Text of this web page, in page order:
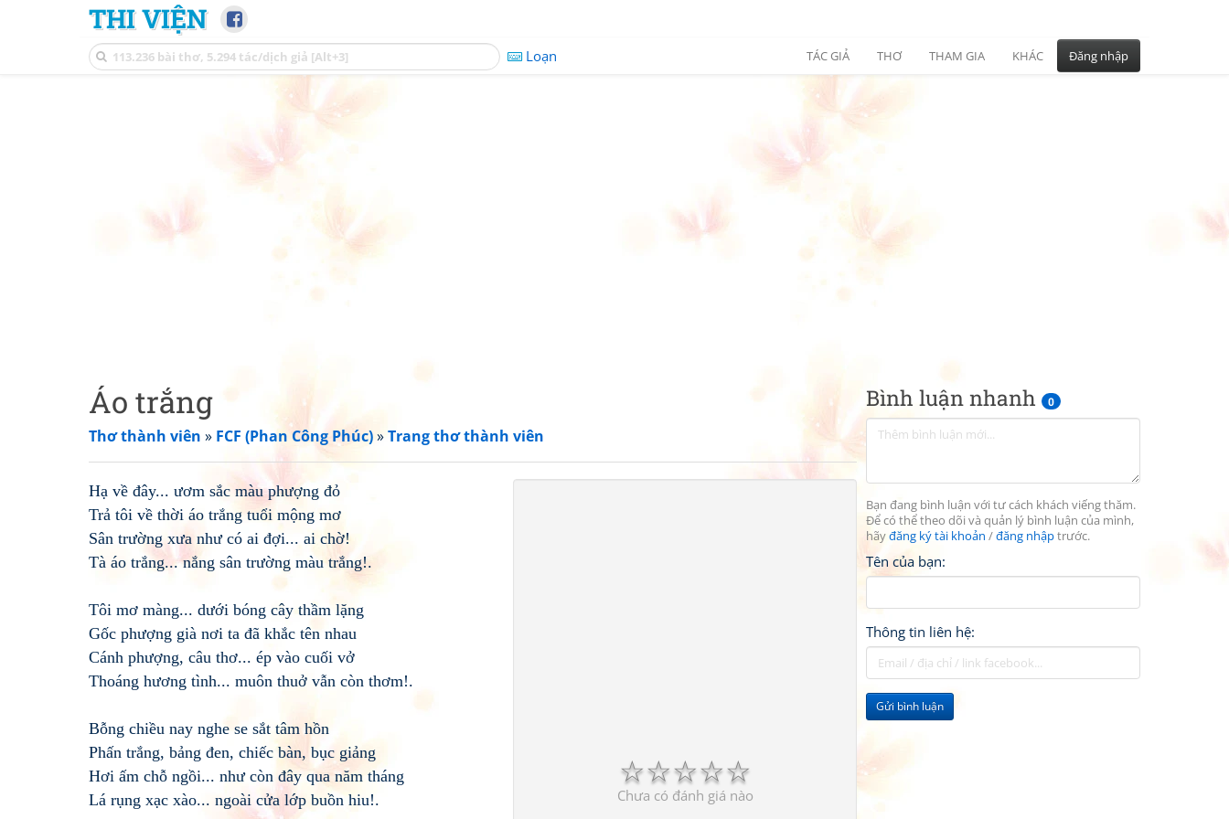
THI VIỆN
Loạn TÁC GIẢ THƠ THAM GIA KHÁC Đăng nhập
Bình luận nhanh 0
Bạn đang bình luận với tư cách khách viếng thăm.
Để có thể theo dõi và quản lý bình luận của mình,
hãyđăng ký tài khoản /đăng nhậptrước.
Tên của bạn:
Thông tin liên hệ:
Gửi bình luận
Áo trắng
Thơ thành viên » FCF (Phan Công Phúc)»Trang thơ thành viên
☆
☆
☆
☆
☆
Chưa có đánh giá nào
Hạ về đây... ươm sắc màu phượng đỏ
Trả tôi về thời áo trắng tuổi mộng mơ
Sân trường xưa như có ai đợi... ai chờ!
Tà áo trắng... nắng sân trường màu trắng!.
Tôi mơ màng... dưới bóng cây thầm lặng
Gốc phượng già nơi ta đã khắc tên nhau
Cánh phượng, câu thơ... ép vào cuối vở
Thoáng hương tình... muôn thuở vẫn còn thơm!.
Bỗng chiều nay nghe se sắt tâm hồn
Phấn trắng, bảng đen, chiếc bàn, bục giảng
Hơi ấm chỗ ngồi... như còn đây qua năm tháng
Lá rụng xạc xào... ngoài cửa lớp buồn hiu!.